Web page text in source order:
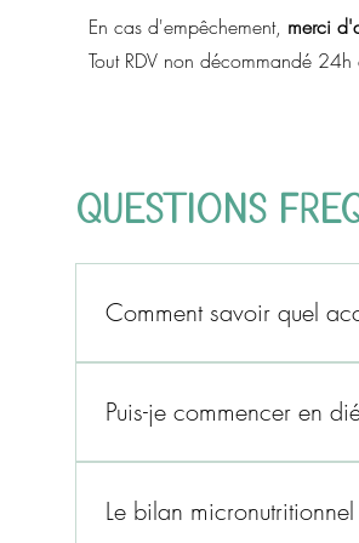
En cas d'empêchement, merci
Tout RDV non décommandé
Questions
Comment savoir quel
allaitement, pédiatrie. Il
charge diététique (en
s'adresse plutôt aux troubles
général à orienter le choix.
Puis-je commencer en
d'accompagnement, selon
des problématiques plus
Le bilan